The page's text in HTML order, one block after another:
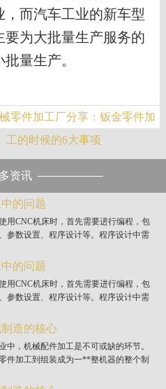
而汽车工业的新车型
为大批量生产服务的
量生产。
零件加工厂分享：钣金零件加
工的时候的6大事项
资讯
的问题
用CNC机床时，首先需要进行编程，包
参数设置、程序设计等。程序设计中需
的问题
用CNC机床时，首先需要进行编程，包
参数设置、程序设计等。程序设计中需
造的核心
中，机械配件加工是不可或缺的环节。
件加工到组装成为一**整机器的整个制